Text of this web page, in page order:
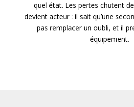
quel état. Les pertes chutent
devient acteur : il sait qu’une
pas remplacer un oubli, et il
équipement.